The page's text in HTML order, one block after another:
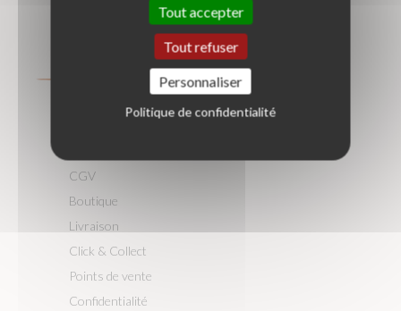
CGV
Boutique
Livraison
Click & Collect
Points de vente
Confidentialité
Tout accepter
Tout refuser
Personnaliser
Politique de confidentialité